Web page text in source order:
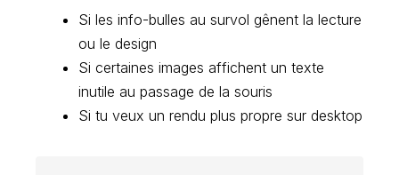
Si les info-bulles au survol gênent la lecture
ou le design
Si certaines images affichent un texte
inutile au passage de la souris
Si tu veux un rendu plus propre sur desktop